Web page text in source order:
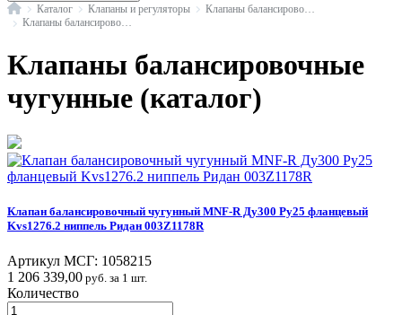
ГлавнаяКаталог Клапаны и регуляторы
Клапаны балансировочные чугунные
Клапаны балансировочные
чугунные (каталог)
Клапан балансировочный чугунный MNF-R Ду300 Ру25 фланцевый
Kvs1276.2 ниппель Ридан 003Z1178R
Артикул МСГ: 1058215
1 206 339,00 руб. за 1 шт.
Количество